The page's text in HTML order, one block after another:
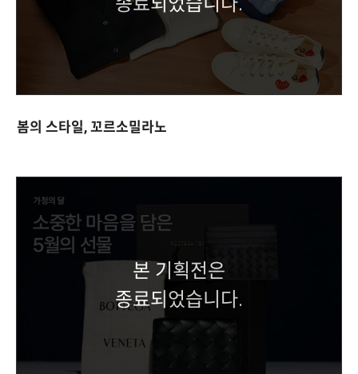
봄의 스타일, 꼬르소밀라노
본 기획전은
종료되었습니다.